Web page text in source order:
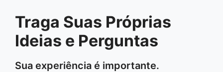
Traga Suas Próprias
Ideias e Perguntas
Sua experiência é importante.